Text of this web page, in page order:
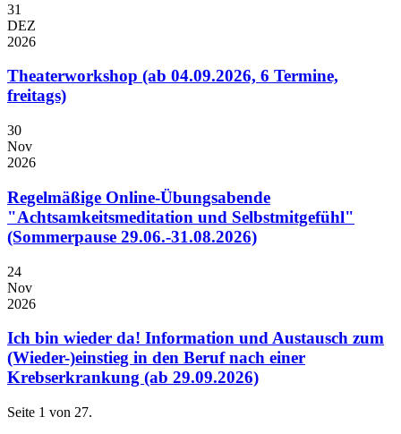
31
DEZ
2026
Theaterworkshop (ab 04.09.2026, 6 Termine,
freitags)
30
Nov
2026
Regelmäßige Online-Übungsabende
"Achtsamkeitsmeditation und Selbstmitgefühl"
(Sommerpause 29.06.-31.08.2026)
24
Nov
2026
Ich bin wieder da! Information und Austausch zum
(Wieder-)einstieg in den Beruf nach einer
Krebserkrankung (ab 29.09.2026)
Seite 1 von 27.